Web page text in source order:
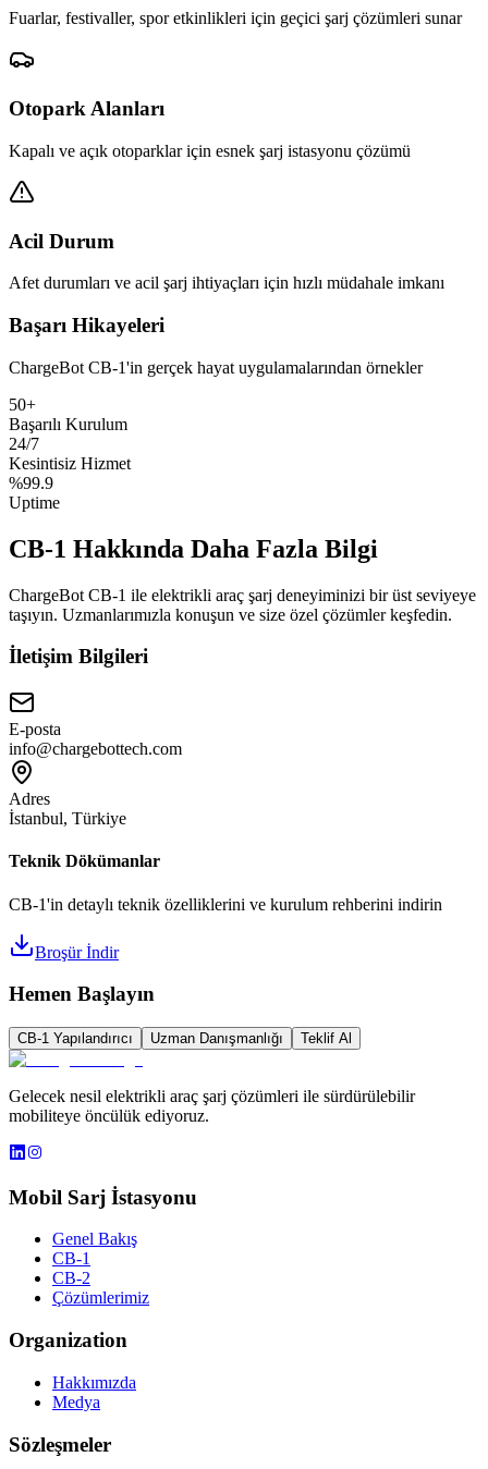
Fuarlar, festivaller, spor etkinlikleri için geçici şarj çözümleri sunar
Otopark Alanları
Kapalı ve açık otoparklar için esnek şarj istasyonu çözümü
Acil Durum
Afet durumları ve acil şarj ihtiyaçları için hızlı müdahale imkanı
Başarı Hikayeleri
ChargeBot CB-1'in gerçek hayat uygulamalarından örnekler
50+
Başarılı Kurulum
24/7
Kesintisiz Hizmet
%99.9
Uptime
CB-1 Hakkında Daha Fazla Bilgi
ChargeBot CB-1 ile elektrikli araç şarj deneyiminizi bir üst seviyeye
taşıyın. Uzmanlarımızla konuşun ve size özel çözümler keşfedin.
İletişim Bilgileri
E-posta
info@chargebottech.com
Adres
İstanbul, Türkiye
Teknik Dökümanlar
CB-1'in detaylı teknik özelliklerini ve kurulum rehberini indirin
Broşür İndir
Hemen Başlayın
CB-1 Yapılandırıcı Uzman Danışmanlığı Teklif Al
Gelecek nesil elektrikli araç şarj çözümleri ile sürdürülebilir
mobiliteye öncülük ediyoruz.
Mobil Sarj İstasyonu
Genel Bakış
CB-1
CB-2
Çözümlerimiz
Organization
Hakkımızda
Medya
Sözleşmeler